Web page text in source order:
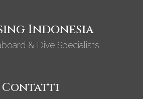
Indonesia
& Dive Specialists
Contatti